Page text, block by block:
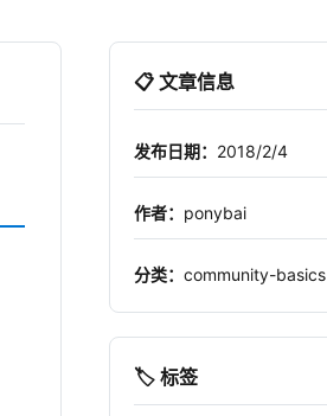
📋 文章信息
发布日期： 2018/2/4
作者： ponybai
分类： community-basics
🏷️ 标签